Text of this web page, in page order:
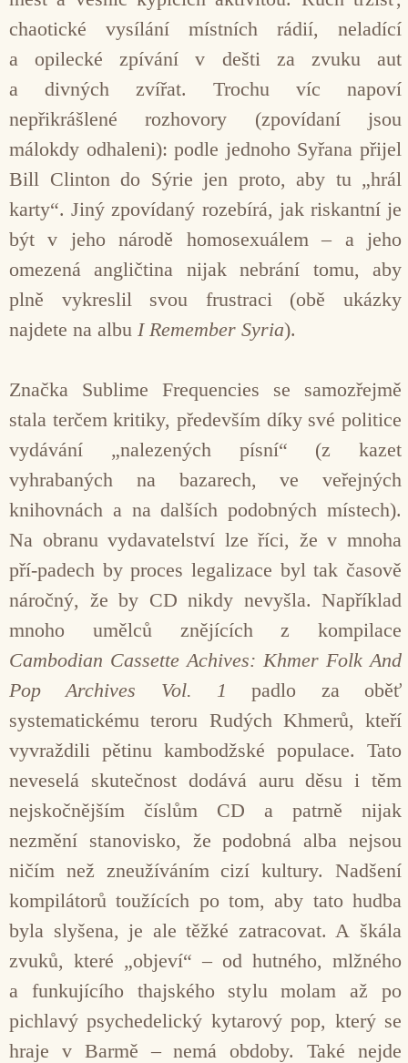
chaotické vysílání místních rádií, neladící
a opilecké zpívání v dešti za zvuku aut
a divných zvířat. Trochu víc napoví
nepřikrášlené rozhovory (zpovídaní jsou
málokdy odhaleni): podle jednoho Syřana přijel
Bill Clinton do Sýrie jen proto, aby tu „hrál
karty“. Jiný zpovídaný rozebírá, jak riskantní je
být v jeho národě homosexuálem – a jeho
omezená angličtina nijak nebrání tomu, aby
plně vykreslil svou frustraci (obě ukázky
najdete na albu I Remember Syria).
Značka Sublime Frequencies se samozřejmě
stala terčem kritiky, především díky své politice
vydávání „nalezených písní“ (z kazet
vyhrabaných na bazarech, ve veřejných
knihovnách a na dalších podobných místech).
Na obranu vydavatelství lze říci, že v mnoha
pří-padech by proces legalizace byl tak časově
náročný, že by CD nikdy nevyšla. Například
mnoho umělců znějících z kompilace
Cambodian Cassette Achives: Khmer Folk And
Pop Archives Vol. 1
padlo za oběť
systematickému teroru Rudých Khmerů, kteří
vyvraždili pětinu kambodžské populace. Tato
neveselá skutečnost dodává auru děsu i těm
nejskočnějším číslům CD a patrně nijak
nezmění stanovisko, že podobná alba nejsou
ničím než zneužíváním cizí kultury. Nadšení
kompilátorů toužících po tom, aby tato hudba
byla slyšena, je ale těžké zatracovat. A škála
zvuků, které „objeví“ – od hutného, mlžného
a funkujícího thajského stylu molam až po
pichlavý psychedelický kytarový pop, který se
hraje v Barmě – nemá obdoby. Také nejde